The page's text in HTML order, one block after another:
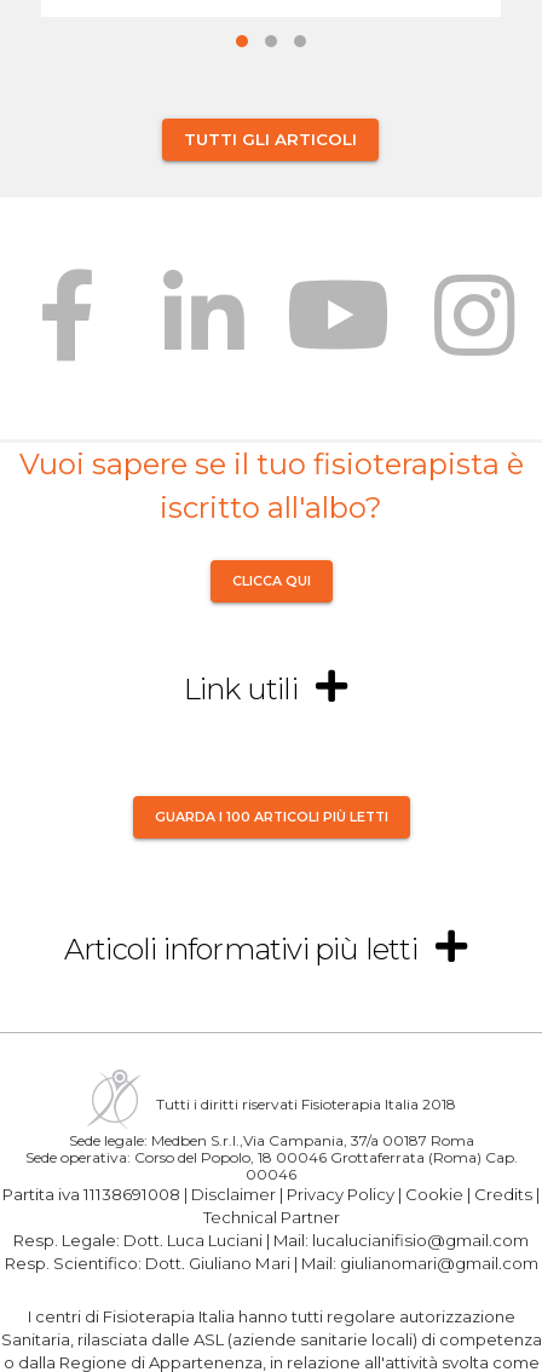
TUTTI GLI ARTICOLI
Vuoi sapere se il tuo fisioterapista è
iscritto all'albo?
CLICCA QUI
Link utili
GUARDA I 100 ARTICOLI PIÙ LETTI
Articoli informativi più letti
Tutti i diritti riservati Fisioterapia Italia 2018
Sede legale: Medben S.r.l.,Via Campania, 37/a 00187 Roma
Sede operativa: Corso del Popolo, 18 00046 Grottaferrata (Roma) Cap.
00046
Partita iva 11138691008 | Disclaimer | Privacy Policy | Cookie | Credits |
Technical Partner
Resp. Legale: Dott. Luca Luciani | Mail: lucalucianifisio@gmail.com
Resp. Scientifico: Dott. Giuliano Mari| Mail: giulianomari@gmail.com
I centri di Fisioterapia Italia hanno tutti regolare autorizzazione
Sanitaria, rilasciata dalle ASL (aziende sanitarie locali) di competenza
o dalla Regione di Appartenenza, in relazione all'attività svolta come